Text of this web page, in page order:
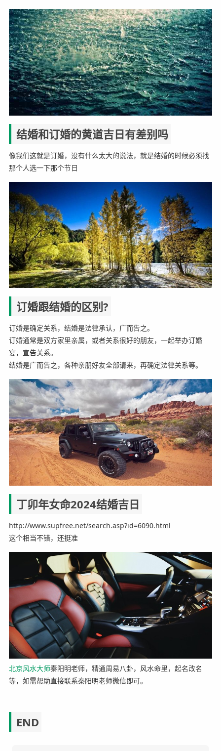
结婚和订婚的黄道吉日有差别吗
像我们这就是订婚，没有什么太大的说法，就是结婚的时候必须找
那个人选一下那个节日
订婚跟结婚的区别?
订婚是确定关系，结婚是法律承认，广而告之。
订婚通常是双方家里亲属，或者关系很好的朋友，一起举办订婚
宴，宣告关系。
结婚是广而告之，各种亲朋好友全部请来，再确定法律关系等。
丁卯年女命2024结婚吉日
http://www.supfree.net/search.asp?id=6090.html
这个相当不错，还挺准
北京风水大师秦阳明老师，精通周易八卦，风水命里，起名改名
等，如需帮助直接联系秦阳明老师微信即可。
END